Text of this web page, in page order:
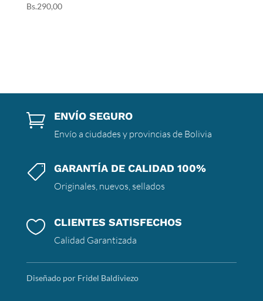
Bs.290,00
 ENVÍO SEGURO
Envío a ciudades y provincias de Bolivia
 GARANTÍA DE CALIDAD 100%
Originales, nuevos, sellados
 CLIENTES SATISFECHOS
Calidad Garantizada
Diseñado por Fridel Baldiviezo